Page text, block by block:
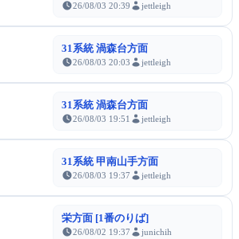
26/08/03 20:39 jettleigh
31系統 渦森台方面
26/08/03 20:03 jettleigh
31系統 渦森台方面
26/08/03 19:51 jettleigh
31系統 甲南山手方面
26/08/03 19:37 jettleigh
栄方面 [1番のりば]
26/08/02 19:37 junichih